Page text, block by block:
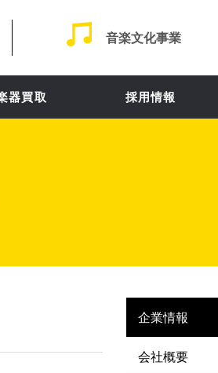
音楽文化事業
器買取 採用情報
企業情報
会社概要